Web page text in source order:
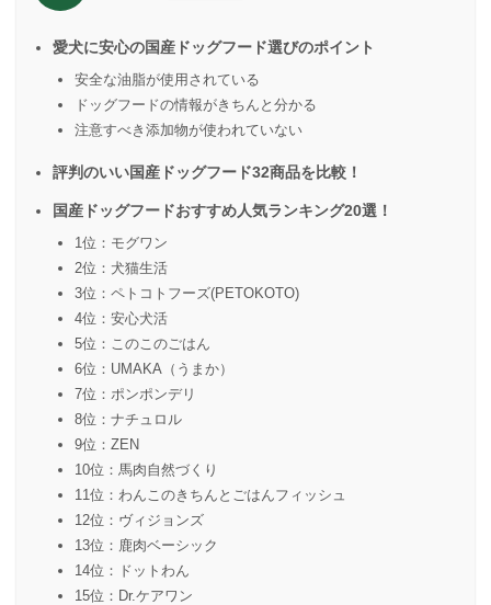
愛犬に安心の国産ドッグフード選びのポイント
安全な油脂が使用されている
ドッグフードの情報がきちんと分かる
注意すべき添加物が使われていない
評判のいい国産ドッグフード32商品を比較！
国産ドッグフードおすすめ人気ランキング20選！
1位：モグワン
2位：犬猫生活
3位：ペトコトフーズ(PETOKOTO)
4位：安心犬活
5位：このこのごはん
6位：UMAKA（うまか）
7位：ポンポンデリ
8位：ナチュロル
9位：ZEN
10位：馬肉自然づくり
11位：わんこのきちんとごはんフィッシュ
12位：ヴィジョンズ
13位：鹿肉ベーシック
14位：ドットわん
15位：Dr.ケアワン